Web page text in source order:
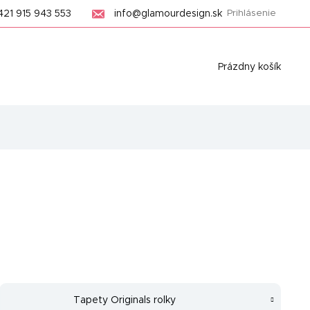
915 943 553 info@glamourdesign.sk Prihlásenie
Nákupný
Prázdny košík
Tapety Originals rolky